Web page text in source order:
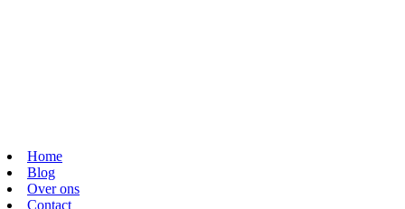
Home
Blog
Over ons
Contact